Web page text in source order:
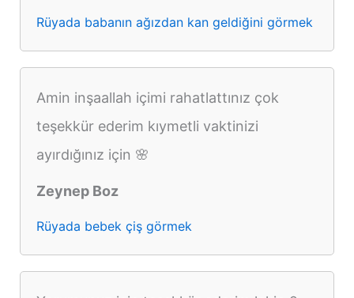
Rüyada babanın ağızdan kan geldiğini görmek
Amin inşaallah içimi rahatlattınız çok
teşekkür ederim kıymetli vaktinizi
ayırdığınız için 🌸
Zeynep Boz
Rüyada bebek çiş görmek